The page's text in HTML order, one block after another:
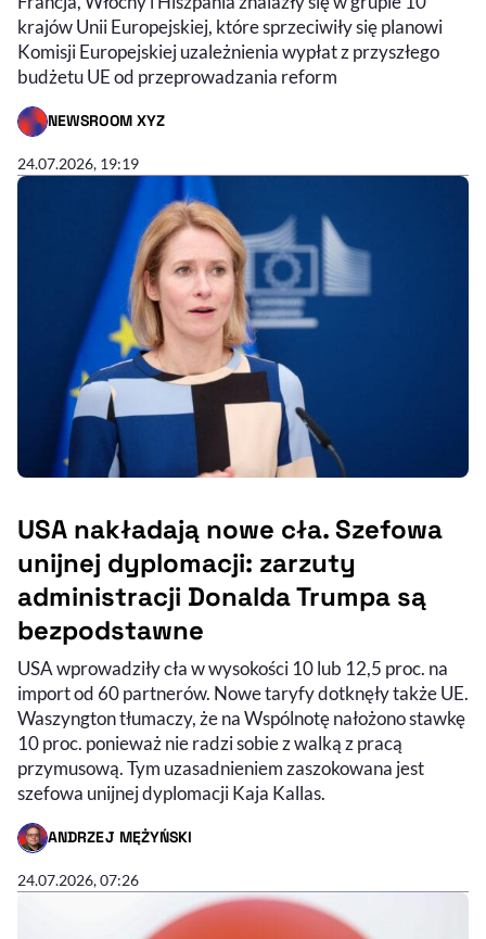
krajów Unii Europejskiej, które sprzeciwiły się planowi
Komisji Europejskiej uzależnienia wypłat z przyszłego
budżetu UE od przeprowadzania reform
NEWSROOM XYZ
- AUTOR ARTYKUŁU - PROFIL
24.07.2026, 19:19
USA nakładają nowe cła. Szefowa
unijnej dyplomacji: zarzuty
administracji Donalda Trumpa są
bezpodstawne
USA wprowadziły cła w wysokości 10 lub 12,5 proc. na
import od 60 partnerów. Nowe taryfy dotknęły także UE.
Waszyngton tłumaczy, że na Wspólnotę nałożono stawkę
10 proc. ponieważ nie radzi sobie z walką z pracą
przymusową. Tym uzasadnieniem zaszokowana jest
szefowa unijnej dyplomacji Kaja Kallas.
ANDRZEJ MĘŻYŃSKI
- AUTOR ARTYKUŁU - PROFIL
24.07.2026, 07:26